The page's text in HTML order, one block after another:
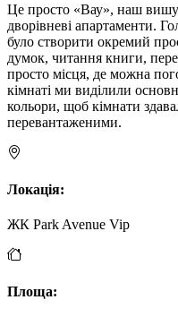
Це просто «Вау», наш
дворівневі апартаменти.
було створити окремий
думок, читання книги,
просто місця, де можна
кімнаті ми виділили
кольори, щоб кімнати
перевантаженими.
Локація:
ЖК Park Avenue Vip
Площа: